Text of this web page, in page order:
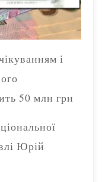
і
50 млн грн
Юрій